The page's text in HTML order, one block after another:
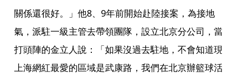
關係還很好。」他8、9年前開始赴陸接案，為接地
氣，派駐一級主管去帶領團隊，設立北京分公司，當
打頭陣的金立人說：「如果沒過去駐地，不會知道現
上海網紅最愛的區域是武康路，我們在北京辦籃球活